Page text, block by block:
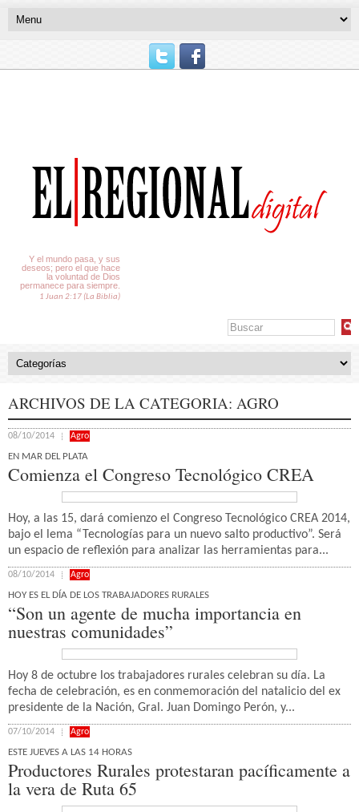
Y el mundo pasa, y sus
deseos; pero el que hace
la voluntad de Dios
permanece para siempre.
1 Juan 2:17 (La Biblia)
ARCHIVOS DE LA CATEGORIA: AGRO
08/10/2014 Agro
EN MAR DEL PLATA
Comienza el Congreso Tecnológico CREA
Hoy, a las 15, dará comienzo el Congreso Tecnológico CREA 2014,
bajo el lema “Tecnologías para un nuevo salto productivo”. Será
un espacio de reflexión para analizar las herramientas para...
08/10/2014 Agro
HOY ES EL DÍA DE LOS TRABAJADORES RURALES
“Son un agente de mucha importancia en
nuestras comunidades”
Hoy 8 de octubre los trabajadores rurales celebran su día. La
fecha de celebración, es en conmemoración del natalicio del ex
presidente de la Nación, Gral. Juan Domingo Perón, y...
07/10/2014 Agro
ESTE JUEVES A LAS 14 HORAS
Productores Rurales protestaran pacíficamente a
la vera de Ruta 65